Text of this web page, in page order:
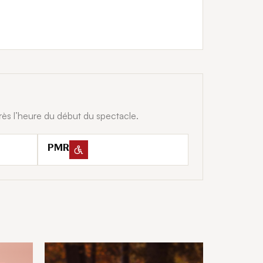
l’heure du début du spectacle.
PMR